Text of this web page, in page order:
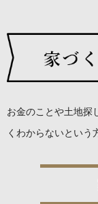
お金のことや土地探
くわからないという